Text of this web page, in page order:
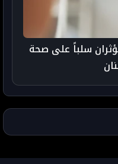
سلباً على صحة